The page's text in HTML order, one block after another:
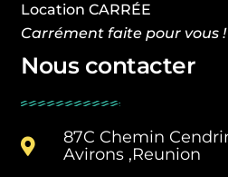
Location CARRÉE
Carrément faite pour vous !
Nous contacter
87C Chemin
Avirons ,Reunion